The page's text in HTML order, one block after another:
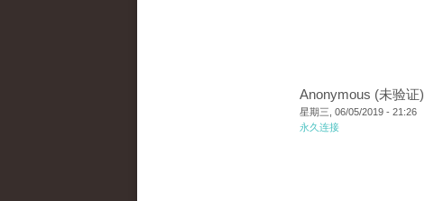
Anonymous (未验证)
星期三, 06/05/2019 - 21:26
永久连接